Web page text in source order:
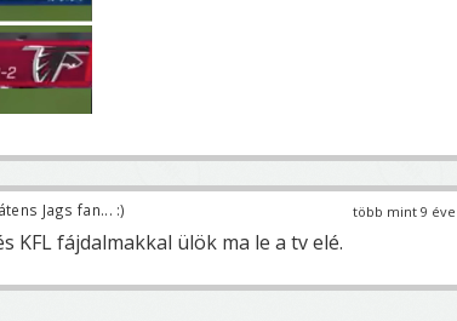
több mint 9 éve
Jags fan... :)
KFL fájdalmakkal ülök ma le a tv elé.